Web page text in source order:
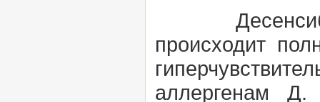
происходит
аллергенам Д.